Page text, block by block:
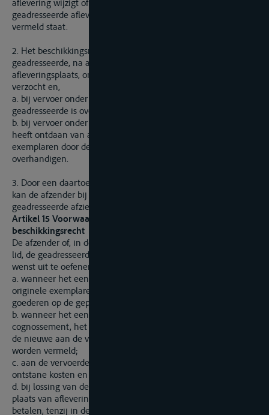
aflevering wijzigt of dat hij de goederen aan een andere
geadresseerde aflevert dan die in het vervoersdocument
vermeld staat.
2. Het beschikkingsrecht van de afzender vervalt zodra de
geadresseerde, na aankomst van de goederen op de voorziene
afleveringsplaats, om aflevering van de goederen heeft
verzocht en,
a. bij vervoer onder vrachtbrief, zodra het origineel aan de
geadresseerde is overhandigd;
b. bij vervoer onder cognossement, zodra de afzender zich
heeft ontdaan van alle in zijn bezit zijnde originele
exemplaren door deze aan een andere persoon te
overhandigen.
3. Door een daartoe strekkende vermelding in de vrachtbrief
kan de afzender bij de uitgifte hiervan ten gunste van de
geadresseerde afzien van zijn beschikkingsrecht.
Artikel 15 Voorwaarden voor het uitoefenen van het
beschikkingsrecht
De afzender of, in de gevallen van artikel 14, tweede en derde
lid, de geadresseerde, dient, indien hij zijn beschikkingsrecht
wenst uit te oefenen,
a. wanneer het een cognossement betreft, hiervan alle
originele exemplaren over te leggen vóór de aankomst van de
goederen op de geplande plaats van aflevering;
b. wanneer het een ander vervoersdocument betreft dan een
cognossement, het vervoersdocument over te leggen waarin
de nieuwe aan de vervoerder gegeven instructies dienen te
worden vermeld;
c. aan de vervoerder alle door de uitvoering van de instructies
ontstane kosten en schaden te vergoeden;
d. bij lossing van de goederen vóór aankomst op de geplande
plaats van aflevering, de totale overeengekomen vracht te
betalen, tenzij in de vervoerovereenkomst anders is bepaald.